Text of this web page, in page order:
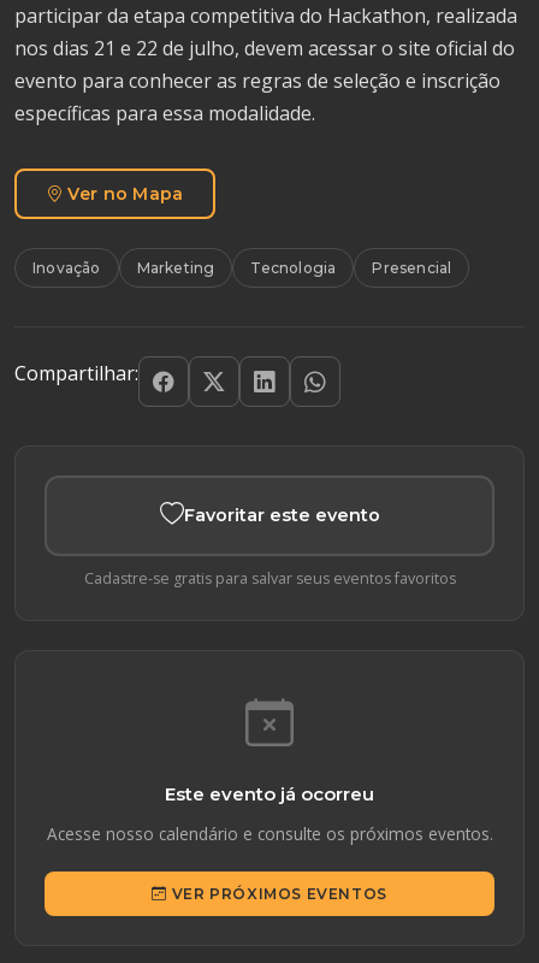
participar da etapa competitiva do Hackathon, realizada
nos dias 21 e 22 de julho, devem acessar o site oficial do
evento para conhecer as regras de seleção e inscrição
específicas para essa modalidade.
Ver no Mapa
Inovação Marketing Tecnologia Presencial
Compartilhar:
Favoritar este evento
Cadastre-se gratis para salvar seus eventos favoritos
Este evento já ocorreu
Acesse nosso calendário e consulte os próximos eventos.
VER PRÓXIMOS EVENTOS